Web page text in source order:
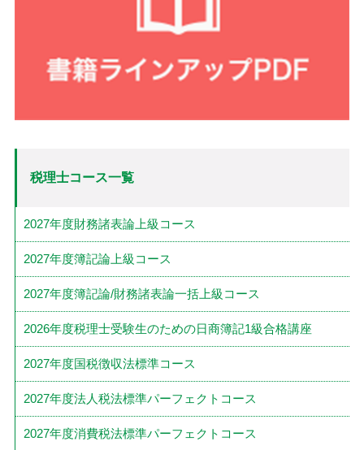
税理士コース一覧
2027年度財務諸表論上級コース
2027年度簿記論上級コース
2027年度簿記論/財務諸表論一括上級コース
2026年度税理士受験生のための日商簿記1級合格講座
2027年度国税徴収法標準コース
2027年度法人税法標準パーフェクトコース
2027年度消費税法標準パーフェクトコース